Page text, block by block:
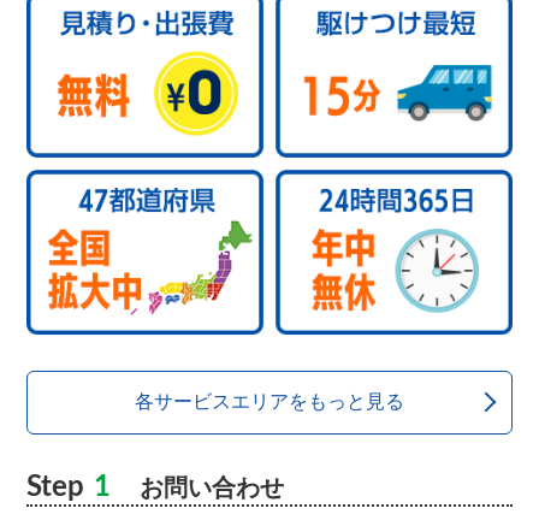
各サービスエリアをもっと見る
Step 1 お問い合わせ